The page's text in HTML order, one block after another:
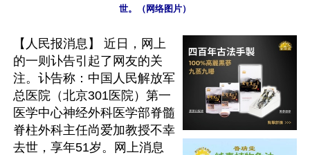
世。（网络图片）
【人民报消息】 近日，网上
的一则讣告引起了网友的关
注。讣告称：中国人民解放军
总医院（北京301医院）第一
医学中心神经外科医学部脊髓
脊柱外科主任尚爱加教授不幸
去世，享年51岁。网上消息